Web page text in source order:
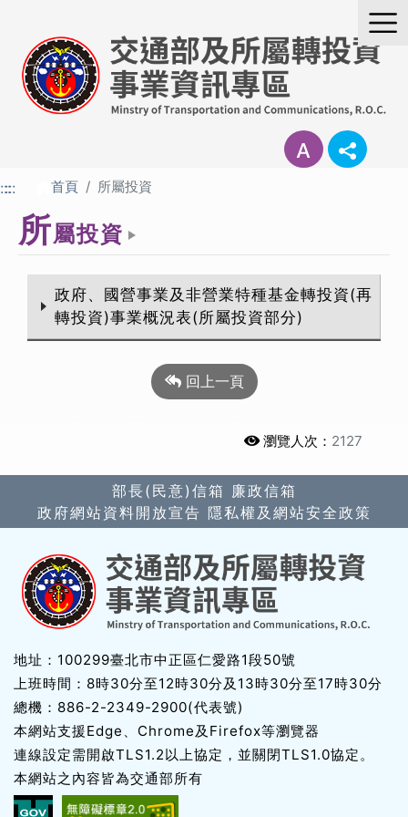
:::::: 首頁 所屬投資
所屬投資
政府、國營事業及非營業特種基金轉投資(再
轉投資)事業概況表(所屬投資部分)
回上一頁
瀏覽人次： 2127
部長(民意)信箱 廉政信箱
政府網站資料開放宣告 隱私權及網站安全政策
地址：100299臺北市中正區仁愛路1段50號
上班時間：8時30分至12時30分及13時30分至17時30分
總機：886-2-2349-2900(代表號)
本網站支援Edge、Chrome及Firefox等瀏覽器
連線設定需開啟TLS1.2以上協定，並關閉TLS1.0協定。
本網站之內容皆為交通部所有